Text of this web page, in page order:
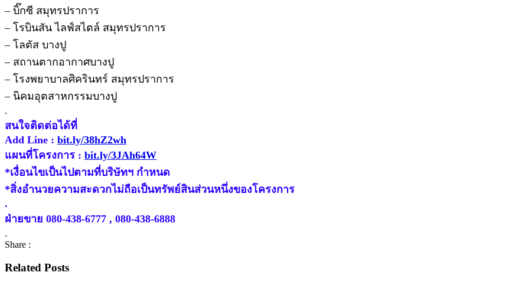
– บิ๊กซี สมุทรปราการ
– โรบินสัน ไลฟ์สไตล์ สมุทรปราการ
– โลตัส บางปู
– สถานตากอากาศบางปู
– โรงพยาบาลศิครินทร์ สมุทรปราการ
– นิคมอุตสาหกรรมบางปู
.
สนใจติดต่อได้ที่
Add Line : bit.ly/38hZ2wh
แผนที่โครงการ : bit.ly/3JAh64W
*เงื่อนไขเป็นไปตามที่บริษัทฯ กำหนด
*สิ่งอำนวยความสะดวกไม่ถือเป็นทรัพย์สินส่วนหนึ่งของโครงการ
.
ฝ่ายขาย 080-438-6777 , 080-438-6888
.
Share :
Related Posts